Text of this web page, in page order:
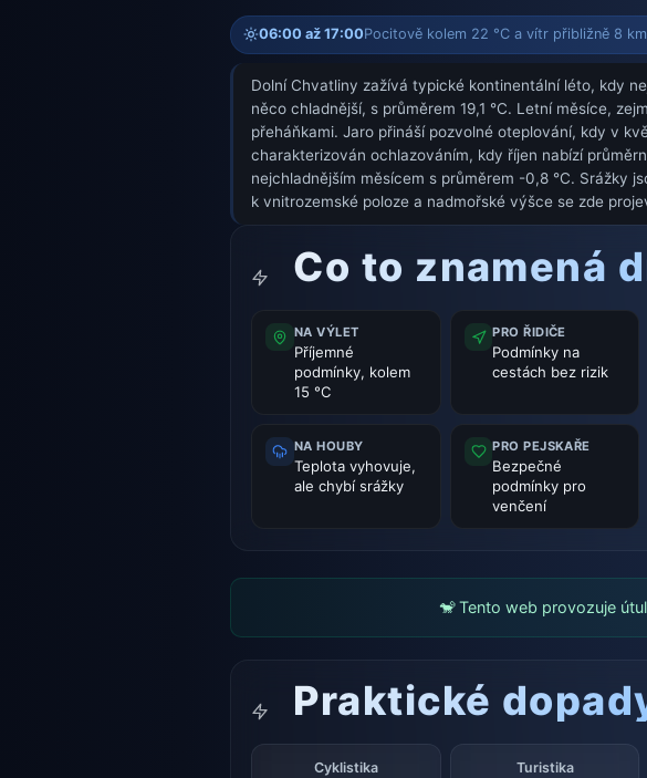
06:00 až 17:00Pocitově kolem 22 °C a vítr přibližně 8
Dolní Chvatliny zažívá typické kontinentální léto, kdy
něco chladnější, s průměrem 19,1 °C. Letní měsíce,
přeháňkami. Jaro přináší pozvolné oteplování, kdy v
charakterizován ochlazováním, kdy říjen nabízí
nejchladnějším měsícem s průměrem -0,8 °C. Srážky
k vnitrozemské poloze a nadmořské výšce se zde
Co to znamená
NA VÝLET
Příjemné
podmínky, kolem
15 °C
PRO ŘIDIČE
Podmínky na
cestách bez rizik
NA HOUBY
Teplota vyhovuje,
ale chybí srážky
PRO PEJSKAŘE
Bezpečné
podmínky pro
venčení
🐒 Tento web provozuje
Praktické
Cyklistika Turistika